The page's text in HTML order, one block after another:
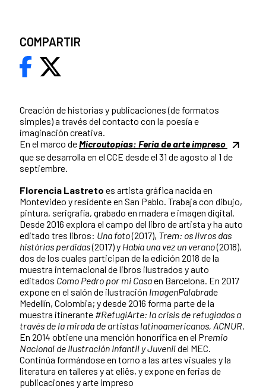
Creación de historias y publicaciones (de formatos
simples) a través del contacto con la poesía e
imaginación creativa.
En el marco deMicroutopías: Feria de arte impreso
que se desarrolla en el CCE desde el 31 de agosto al 1 de
septiembre.
Florencia Lastreto es artista gráfica nacida en
Montevideo y residente en San Pablo. Trabaja con dibujo,
pintura, serigrafía, grabado en madera e imagen digital.
Desde 2016 explora el campo del libro de artista y ha auto
editado tres libros: Una foto(2017), Trem: os livros das
histórias perdidas(2017) y Había una vez un verano(2018),
dos de los cuales participan de la edición 2018 de la
muestra internacional de libros ilustrados y auto
editados Como Pedro por mi Casaen Barcelona. En 2017
expone en el salón de ilustración ImagenPalabrade
Medellín, Colombia; y desde 2016 forma parte de la
muestra itinerante #RefugiArte: la crisis de refugiados a
través de la mirada de artistas latinoamericanos, ACNUR.
En 2014 obtiene una mención honorífica en el Premio
Nacional de Ilustración Infantil y Juvenildel MEC.
Continúa formándose en torno a las artes visuales y la
literatura en talleres y at eliês, y expone en ferias de
publicaciones y arte impreso
COMPARTIR